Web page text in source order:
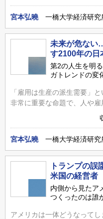
宮本弘曉 一橋大学経済研究
未来が危ない
す2100年の日
第2の人生を明
ガトレンドの変
「雇用は生産の派生需要」
非常に重要な命題で、人や雇
宮本弘曉 一橋大学経済研究
トランプの
米国の経営者
内側から見たア
つくったのは誰
アメリカは一体どうなって